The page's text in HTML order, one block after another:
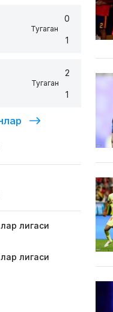
Тугаган
0
1
Тугаган
2
1
лигаси
лигаси